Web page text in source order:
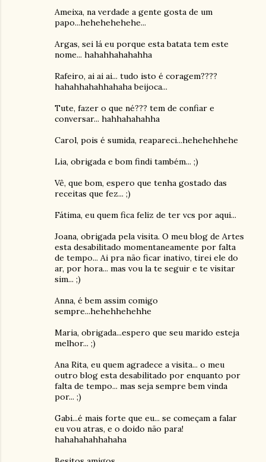
Ameixa, na verdade a gente gosta de um
papo...hehehehehehe...
Argas, sei lá eu porque esta batata tem este
nome... hahahhahahahha
Rafeiro, ai ai ai... tudo isto é coragem????
hahahhahahhahaha beijoca...
Tute, fazer o que né??? tem de confiar e
conversar... hahhahahahha
Carol, pois é sumida, reapareci...hehehehhehe
Lia, obrigada e bom findi também... ;)
Vê, que bom, espero que tenha gostado das
receitas que fez... ;)
Fátima, eu quem fica feliz de ter vcs por aqui...
Joana, obrigada pela visita. O meu blog de Artes
esta desabilitado momentaneamente por falta
de tempo... Ai pra não ficar inativo, tirei ele do
ar, por hora... mas vou la te seguir e te visitar
sim... ;)
Anna, é bem assim comigo
sempre...hehehhehehhe
Maria, obrigada...espero que seu marido esteja
melhor... ;)
Ana Rita, eu quem agradece a visita... o meu
outro blog esta desabilitado por enquanto por
falta de tempo... mas seja sempre bem vinda
por... ;)
Gabi...é mais forte que eu... se começam a falar
eu vou atras, e o doido não para!
hahahahahhahaha